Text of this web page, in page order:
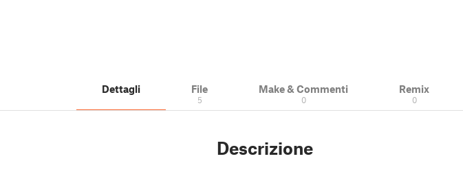
Dettagli File
5
Make & Commenti
0
Remix
0
Descrizione